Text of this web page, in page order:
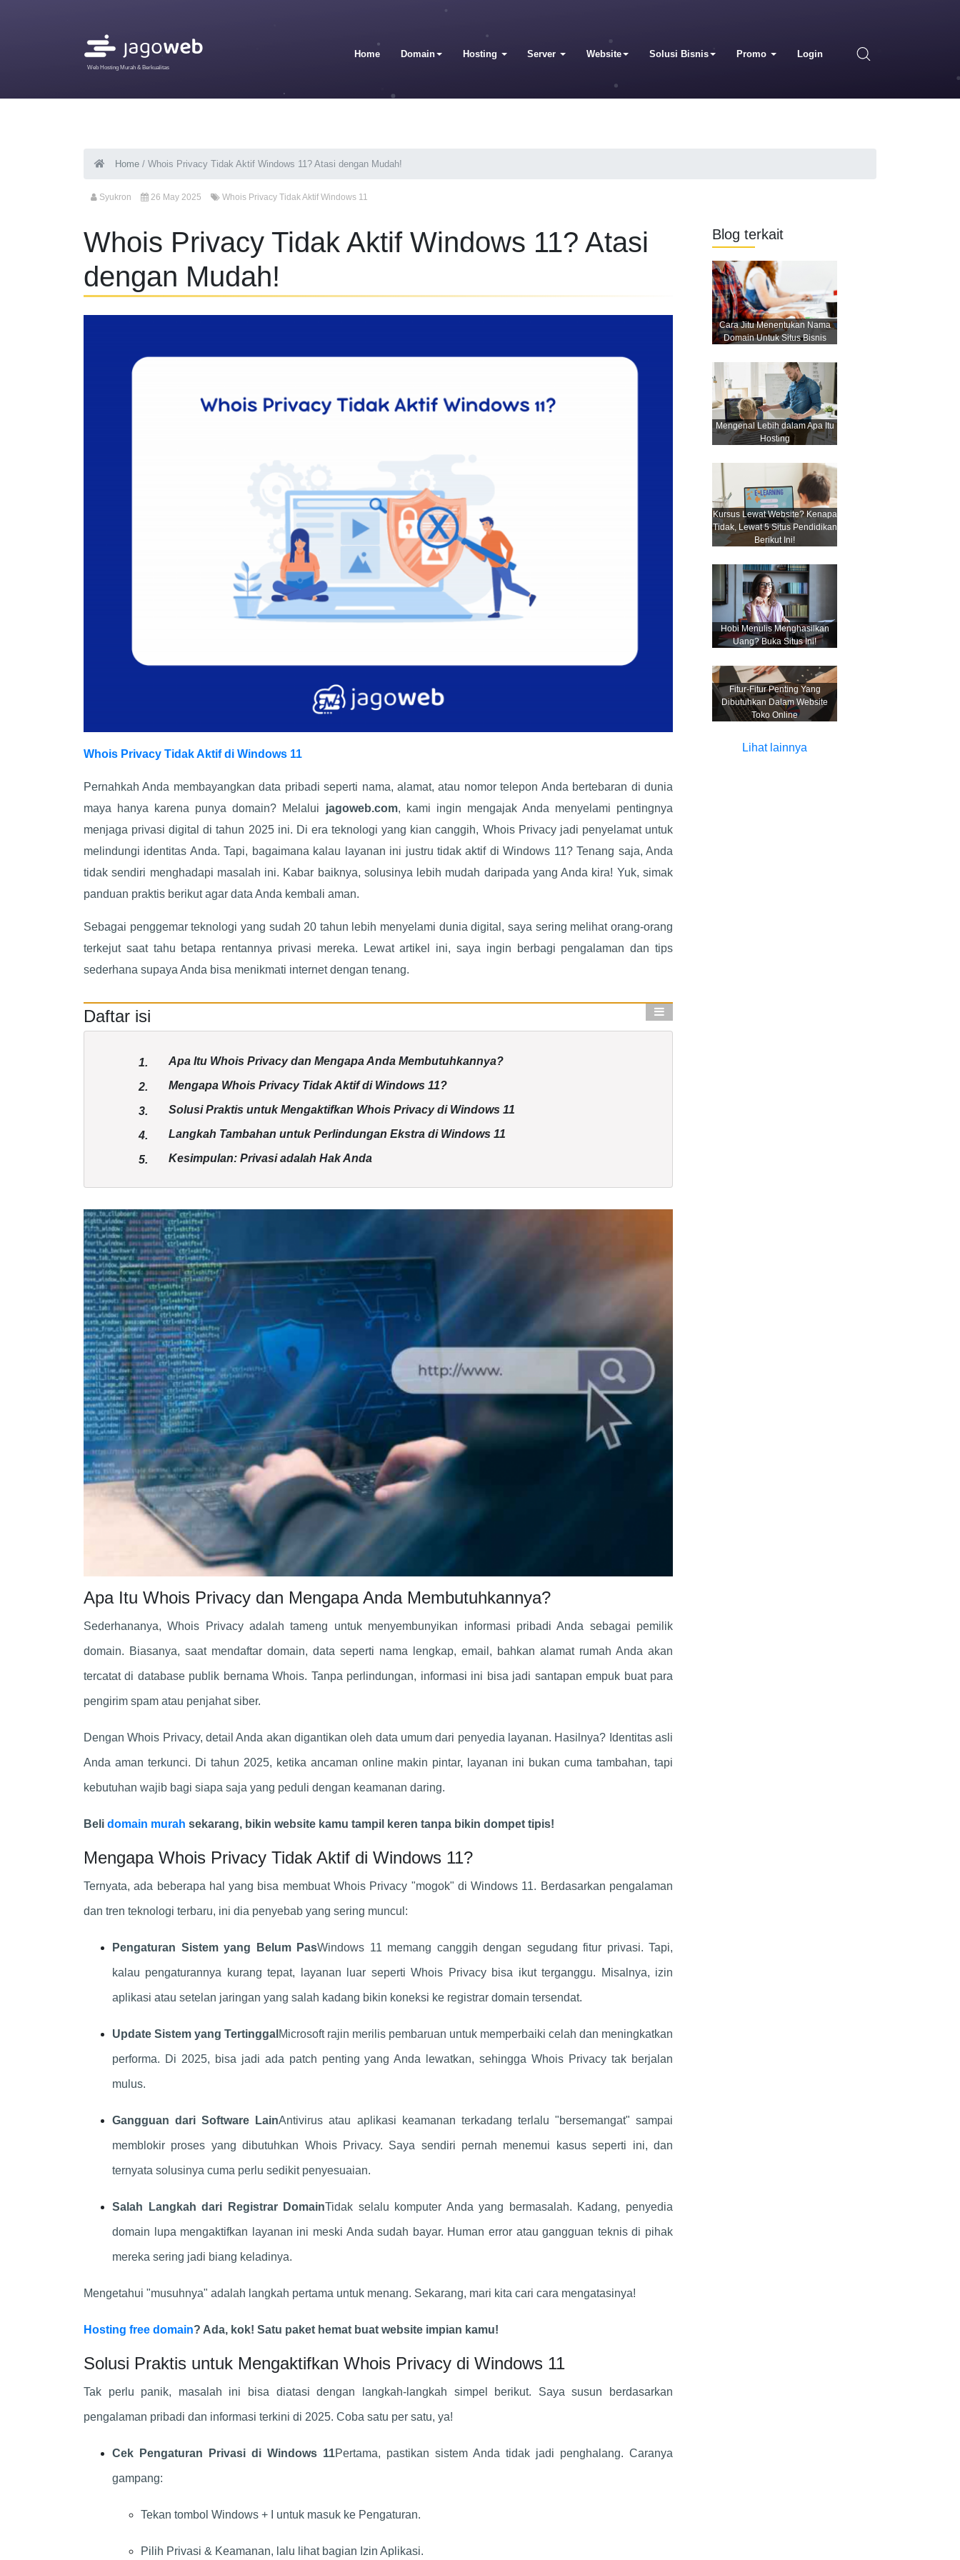
Web Hosting Murah & Berkualitas
Home Domain Hosting Server Website Solusi Bisnis Promo Login
Home / Whois Privacy Tidak Aktif Windows 11? Atasi dengan Mudah!
Syukron 26 May 2025 Whois Privacy Tidak Aktif Windows 11
Whois Privacy Tidak Aktif Windows 11? Atasi
dengan Mudah!
Whois Privacy Tidak Aktif di Windows 11
Pernahkah Anda membayangkan data pribadi seperti nama, alamat, atau nomor telepon Anda bertebaran di dunia
maya hanya karena punya domain? Melalui jagoweb.com, kami ingin mengajak Anda menyelami pentingnya
menjaga privasi digital di tahun 2025 ini. Di era teknologi yang kian canggih, Whois Privacy jadi penyelamat untuk
melindungi identitas Anda. Tapi, bagaimana kalau layanan ini justru tidak aktif di Windows 11? Tenang saja, Anda
tidak sendiri menghadapi masalah ini. Kabar baiknya, solusinya lebih mudah daripada yang Anda kira! Yuk, simak
panduan praktis berikut agar data Anda kembali aman.
Sebagai penggemar teknologi yang sudah 20 tahun lebih menyelami dunia digital, saya sering melihat orang-orang
terkejut saat tahu betapa rentannya privasi mereka. Lewat artikel ini, saya ingin berbagi pengalaman dan tips
sederhana supaya Anda bisa menikmati internet dengan tenang.
Daftar isi
1. Apa Itu Whois Privacy dan Mengapa Anda Membutuhkannya?
2. Mengapa Whois Privacy Tidak Aktif di Windows 11?
3. Solusi Praktis untuk Mengaktifkan Whois Privacy di Windows 11
4. Langkah Tambahan untuk Perlindungan Ekstra di Windows 11
5. Kesimpulan: Privasi adalah Hak Anda
Apa Itu Whois Privacy dan Mengapa Anda Membutuhkannya?
Sederhananya, Whois Privacy adalah tameng untuk menyembunyikan informasi pribadi Anda sebagai pemilik
domain. Biasanya, saat mendaftar domain, data seperti nama lengkap, email, bahkan alamat rumah Anda akan
tercatat di database publik bernama Whois. Tanpa perlindungan, informasi ini bisa jadi santapan empuk buat para
pengirim spam atau penjahat siber.
Dengan Whois Privacy, detail Anda akan digantikan oleh data umum dari penyedia layanan. Hasilnya? Identitas asli
Anda aman terkunci. Di tahun 2025, ketika ancaman online makin pintar, layanan ini bukan cuma tambahan, tapi
kebutuhan wajib bagi siapa saja yang peduli dengan keamanan daring.
Beli domain murah sekarang, bikin website kamu tampil keren tanpa bikin dompet tipis!
Mengapa Whois Privacy Tidak Aktif di Windows 11?
Ternyata, ada beberapa hal yang bisa membuat Whois Privacy "mogok" di Windows 11. Berdasarkan pengalaman
dan tren teknologi terbaru, ini dia penyebab yang sering muncul:
Pengaturan Sistem yang Belum PasWindows 11 memang canggih dengan segudang fitur privasi. Tapi,
kalau pengaturannya kurang tepat, layanan luar seperti Whois Privacy bisa ikut terganggu. Misalnya, izin
aplikasi atau setelan jaringan yang salah kadang bikin koneksi ke registrar domain tersendat.
Update Sistem yang Tertinggal Microsoft rajin merilis pembaruan untuk memperbaiki celah dan meningkatkan
performa. Di 2025, bisa jadi ada patch penting yang Anda lewatkan, sehingga Whois Privacy tak berjalan
mulus.
Gangguan dari Software LainAntivirus atau aplikasi keamanan terkadang terlalu "bersemangat" sampai
memblokir proses yang dibutuhkan Whois Privacy. Saya sendiri pernah menemui kasus seperti ini, dan
ternyata solusinya cuma perlu sedikit penyesuaian.
Salah Langkah dari Registrar DomainTidak selalu komputer Anda yang bermasalah. Kadang, penyedia
domain lupa mengaktifkan layanan ini meski Anda sudah bayar. Human error atau gangguan teknis di pihak
mereka sering jadi biang keladinya.
Mengetahui "musuhnya" adalah langkah pertama untuk menang. Sekarang, mari kita cari cara mengatasinya!
Hosting free domain? Ada, kok! Satu paket hemat buat website impian kamu!
Solusi Praktis untuk Mengaktifkan Whois Privacy di Windows 11
Tak perlu panik, masalah ini bisa diatasi dengan langkah-langkah simpel berikut. Saya susun berdasarkan
pengalaman pribadi dan informasi terkini di 2025. Coba satu per satu, ya!
Cek Pengaturan Privasi di Windows 11Pertama, pastikan sistem Anda tidak jadi penghalang. Caranya
gampang:
Tekan tombol Windows + I untuk masuk ke Pengaturan.
Pilih Privasi & Keamanan, lalu lihat bagian Izin Aplikasi.
Blog terkait
Cara Jitu Menentukan Nama
Domain Untuk Situs Bisnis
Mengenal Lebih dalam Apa Itu
Hosting
Kursus Lewat Website? Kenapa
Tidak, Lewat 5 Situs Pendidikan
Berikut Ini!
Hobi Menulis Menghasilkan
Uang? Buka Situs Ini!
Fitur-Fitur Penting Yang
Dibutuhkan Dalam Website
Toko Online
Lihat lainnya